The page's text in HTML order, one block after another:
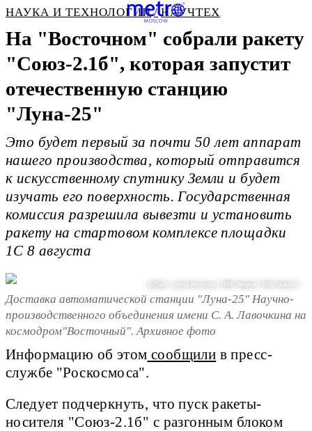
НАУКА И ТЕХНОЛОГИИ НАУЧТЕХ
На "Восточном" собрали ракету
"Союз-2.1б", которая запустит
отечественную станцию
"Луна-25"
Это будет первый за почти 50 лет аппарат
нашего производства, который отправится
к искусственному спутнику Земли и будет
изучать его поверхность. Государственная
комиссия разрешила вывезти и установить
ракету на стартовом комплексе площадки
1С 8 августа
@ Пресс-служба Роскосмоса / РКК "Энергия" / РИА "Новости"
Доставка автоматической станции "Луна-25" Научно-
производственного объединения имени С. А. Лавочкина на
космодром"Восточный". Архивное фото
Информацию об этом сообщили в пресс-
службе "Роскосмоса".
Следует подчеркнуть, что пуск ракеты-
носителя "Союз-2.1б" с разгонным блоком